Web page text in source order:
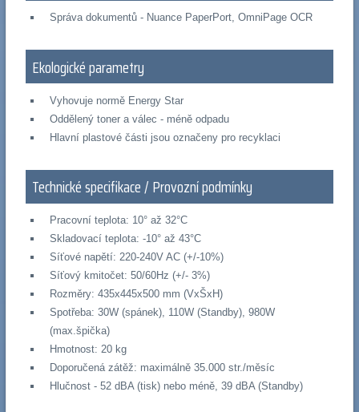
Správa dokumentů - Nuance PaperPort, OmniPage OCR
Ekologické parametry
Vyhovuje normě Energy Star
Oddělený toner a válec - méně odpadu
Hlavní plastové části jsou označeny pro recyklaci
Technické specifikace / Provozní podmínky
Pracovní teplota: 10° až 32°C
Skladovací teplota: -10° až 43°C
Síťové napětí: 220-240V AC (+/-10%)
Síťový kmitočet: 50/60Hz (+/- 3%)
Rozměry: 435x445x500 mm (VxŠxH)
Spotřeba: 30W (spánek), 110W (Standby), 980W
(max.špička)
Hmotnost: 20 kg
Doporučená zátěž: maximálně 35.000 str./měsíc
Hlučnost - 52 dBA (tisk) nebo méně, 39 dBA (Standby)